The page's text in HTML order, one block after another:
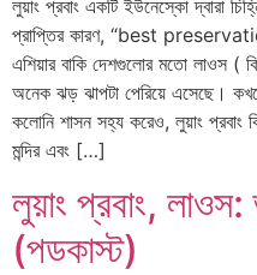
লুয়াং প্রবাং একটি ইউনেস্কো দ্বারা
প্রাপ্তির কারণ, “best
এশিয়ার বাকি দেশগুলোর মতো লাওস (
অনেক ঝড় ঝাপটা পেরিয়ে এসেছে।
কলোনি শাসন সহ্য করেও, লুয়াং
মন্দির এবং […]
লুয়াং প্রবাং, লাওস:
(পডকাস্ট)